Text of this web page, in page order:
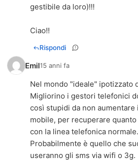
gestibile da loro)!!!
Ciao!!
Rispondi
Emil15 anni fa
Nel mondo "ideale" ipotizzato
Migliorino i gestori telefonici
così stupidi da non
mobile, per recuperare
con la linea telefonica normale.
Probabilmente è quello che
useranno gli sms via wifi o 3g.